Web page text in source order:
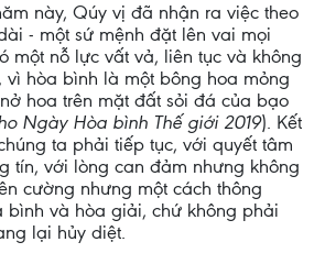
này, Qúy vị đã nhận ra việc theo
- một sứ mệnh đặt lên vai mọi
một nỗ lực vất vả, liên tục và không
vì hòa bình là một bông hoa mỏng
hoa trên mặt đất sỏi đá của bạo
Ngày Hòa bình Thế giới 2019). Kết
ta phải tiếp tục, với quyết tâm
tín, với lòng can đảm nhưng không
cường nhưng một cách thông
bình và hòa giải, chứ không phải
lại hủy diệt.